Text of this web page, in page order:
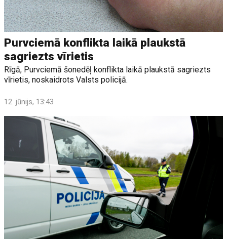
Purvciemā konflikta laikā plaukstā
sagriezts vīrietis
Rīgā, Purvciemā šonedēļ konflikta laikā plaukstā sagriezts
vīrietis, noskaidrots Valsts policijā.
12. jūnijs, 13:43